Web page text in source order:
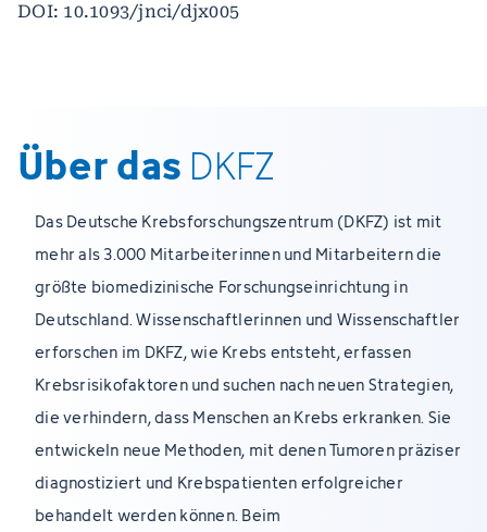
DOI: 10.1093/jnci/djx005
Über das DKFZ
Das Deutsche Krebsforschungszentrum (DKFZ) ist mit
mehr als 3.000 Mitarbeiterinnen und Mitarbeitern die
größte biomedizinische Forschungseinrichtung in
Deutschland. Wissenschaftlerinnen und Wissenschaftler
erforschen im DKFZ, wie Krebs entsteht, erfassen
Krebsrisikofaktoren und suchen nach neuen Strategien,
die verhindern, dass Menschen an Krebs erkranken. Sie
entwickeln neue Methoden, mit denen Tumoren präziser
diagnostiziert und Krebspatienten erfolgreicher
behandelt werden können. Beim